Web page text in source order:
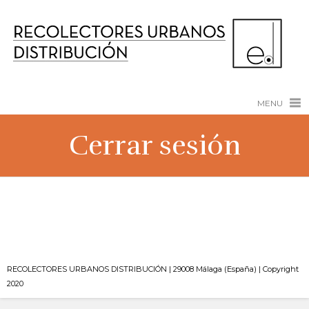
MENU
Cerrar sesión
RECOLECTORES URBANOS DISTRIBUCIÓN | 29008 Málaga (España) | Copyright
2020